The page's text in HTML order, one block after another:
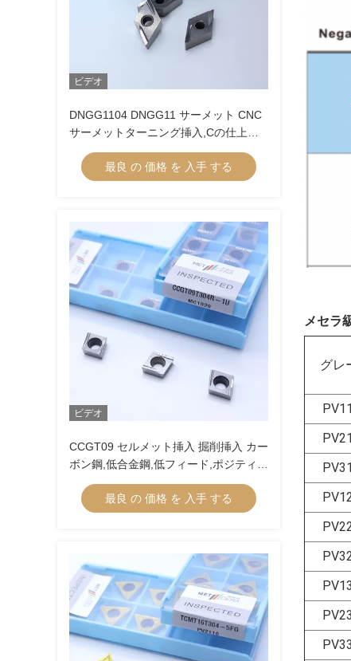
ビデオ
DNGG1104 DNGG11 サーメット CNC
サーメットターニング挿入,Cの仕上げ
挿入 仕上げチップブレーカー
最良 の 価格 を 入手 する
ビデオ
CCGT09 セルメット挿入 掘削挿入 カー
ボン鋼,低合金鋼,低フィード,ポジティブ
挿入 切断のための内部ターニング挿入
CCGT09T304R-1U
最良 の 価格 を 入手 する
メセラ
グレ